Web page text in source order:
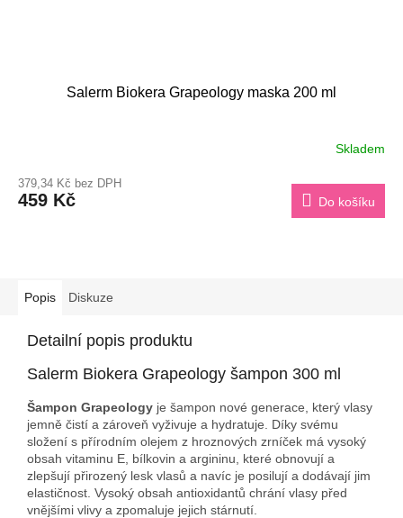
Salerm Biokera Grapeology maska 200 ml
Skladem
379,34 Kč bez DPH
459 Kč Do košíku
Popis Diskuze
Detailní popis produktu
Salerm Biokera Grapeology šampon 300 ml
Šampon Grapeology je šampon nové generace, který vlasy
jemně čistí a zároveň vyživuje a hydratuje. Díky svému
složení s přírodním olejem z hroznových zrníček má vysoký
obsah vitaminu E, bílkovin a argininu, které obnovují a
zlepšují přirozený lesk vlasů a navíc je posilují a dodávají jim
elastičnost. Vysoký obsah antioxidantů chrání vlasy před
vnějšími vlivy a zpomaluje jejich stárnutí.